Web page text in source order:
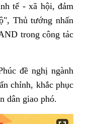
tế - xã hội, đảm
Thủ tướng nhấn
trong công tác
đề nghị ngành
chỉnh, khắc phục
dân giao phó.